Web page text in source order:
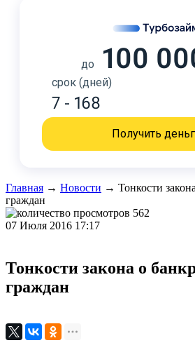
до 100
срок (дней)
7 - 168
Получить
Главная → Новости → Тонкости
граждан
562
07 Июля 2016 17:17
Тонкости закона о
граждан